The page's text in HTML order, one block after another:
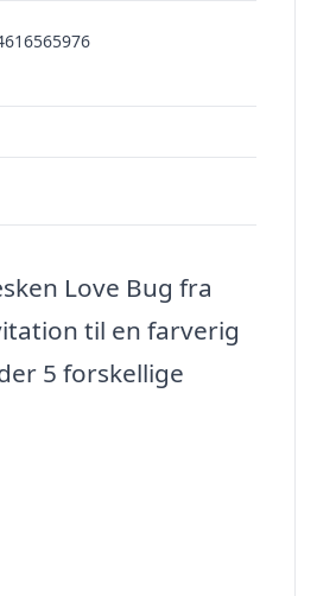
Love Bug fra
til en farverig
5 forskellige